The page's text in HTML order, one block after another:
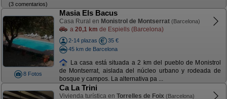
(3 comentarios)
8 Fotos
Masia Els Bacus
Casa Rural en Monistrol de Montserrat (Barcelona)
a 20,1 km de Espiells (Barcelona)
2-14 plazas
35 €
45 km de Barcelona
La casa está situada a 2 km del pueblo de Monistrol
de Montserrat, aislada del núcleo urbano y rodeada de
bosque y campos. La alternativa pa ...
Ca La Trini
Vivienda turística en Torrelles de Foix (Barcelona)